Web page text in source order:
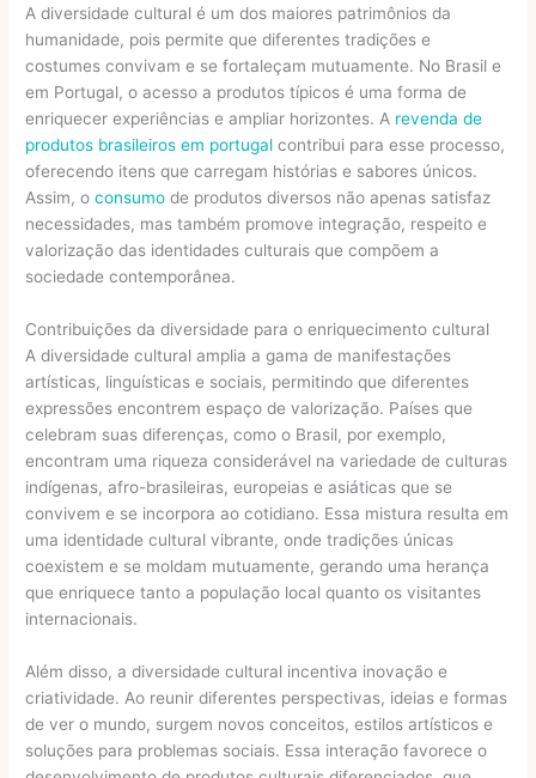
A diversidade cultural é um dos maiores patrimônios da
humanidade, pois permite que diferentes tradições e
costumes convivam e se fortaleçam mutuamente. No Brasil e
em Portugal, o acesso a produtos típicos é uma forma de
enriquecer experiências e ampliar horizontes. A revenda de
produtos brasileiros em portugal contribui para esse processo,
oferecendo itens que carregam histórias e sabores únicos.
Assim, oconsumo de produtos diversos não apenas satisfaz
necessidades, mas também promove integração, respeito e
valorização das identidades culturais que compõem a
sociedade contemporânea.
Contribuições da diversidade para o enriquecimento cultural
A diversidade cultural amplia a gama de manifestações
artísticas, linguísticas e sociais, permitindo que diferentes
expressões encontrem espaço de valorização. Países que
celebram suas diferenças, como o Brasil, por exemplo,
encontram uma riqueza considerável na variedade de culturas
indígenas, afro-brasileiras, europeias e asiáticas que se
convivem e se incorpora ao cotidiano. Essa mistura resulta em
uma identidade cultural vibrante, onde tradições únicas
coexistem e se moldam mutuamente, gerando uma herança
que enriquece tanto a população local quanto os visitantes
internacionais.
Além disso, a diversidade cultural incentiva inovação e
criatividade. Ao reunir diferentes perspectivas, ideias e formas
de ver o mundo, surgem novos conceitos, estilos artísticos e
soluções para problemas sociais. Essa interação favorece o